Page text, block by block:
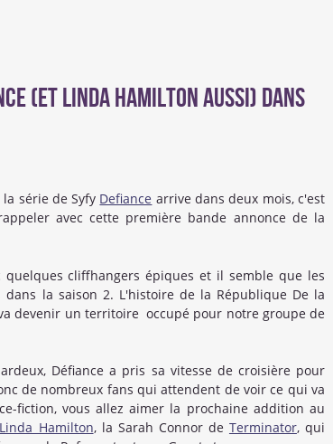
(et Linda Hamilton aussi) dans
série de Syfy Defiance arrive dans deux mois, c'est
avec cette première bande annonce de la
quelques cliffhangers épiques et il semble que les
la saison 2. L'histoire de la République De la
devenir un territoire occupé pour notre groupe de
Défiance a pris sa vitesse de croisière pour
de nombreux fans qui attendent de voir ce qui va
fiction, vous allez aimer la prochaine addition au
Linda Hamilton, la Sarah Connor de Terminator, qui